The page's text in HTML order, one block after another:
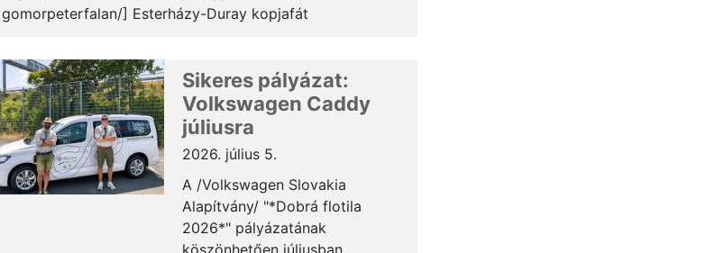
gomorpeterfalan/] Esterházy-Duray kopjafát
Alfréd, a [LINK: https://szakc.sk/] Szövetség a Közös
Célokért elnöke mondott beszédet. Az alábbiakban teljes
terjedelemben közöljük a gondolatait. * Tisztelt Hölgyei...
Sikeres pályázat:
Volkswagen Caddy
júliusra
2026. július 5.
A /Volkswagen Slovakia
Alapítvány/ "*Dobrá flotila
2026*" pályázatának
köszönhetően júliusban